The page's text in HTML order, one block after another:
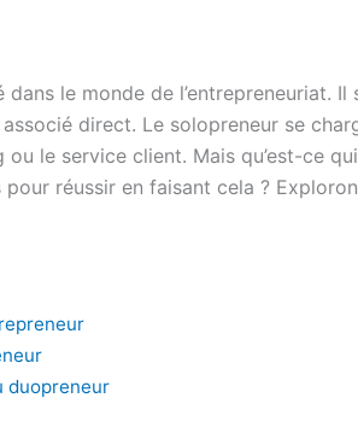
le monde de l’entrepreneuriat. Il
direct. Le solopreneur se
le service client. Mais qu’est-ce
réussir en faisant cela ?
duopreneur